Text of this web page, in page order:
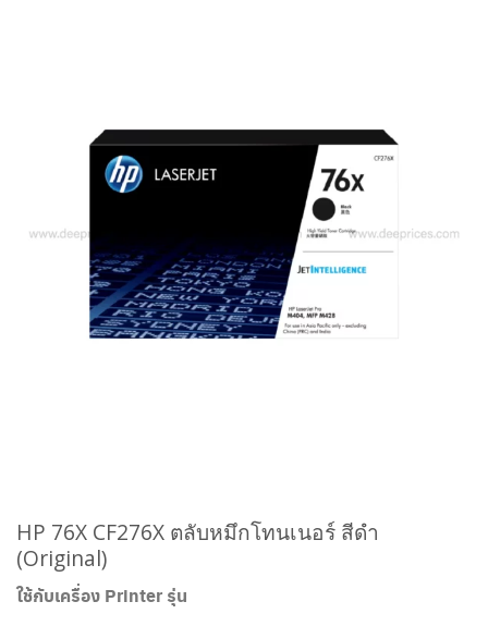
HP 76X CF276X ตลับหมึกโทนเนอร์ สีดำ
(Original)
ใช้กับเครื่อง Printer รุ่น